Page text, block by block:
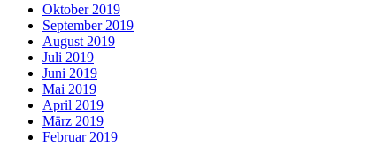
Oktober 2019
September 2019
August 2019
Juli 2019
Juni 2019
Mai 2019
April 2019
März 2019
Februar 2019